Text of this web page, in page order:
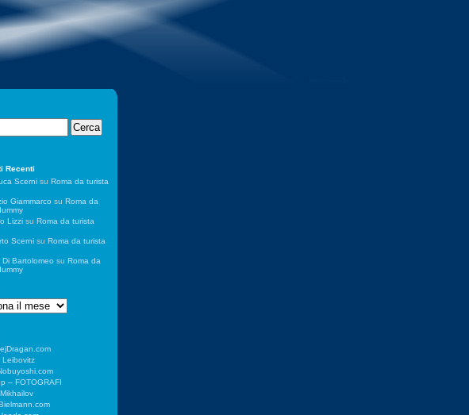
Recenti
Scernisu Roma da turista
Giammarco su Roma da
Lizzisu Roma da turista
Scernisu Roma da turista
Di Bartolomeo su Roma da
Leibovitz
– FOTOGRAFI